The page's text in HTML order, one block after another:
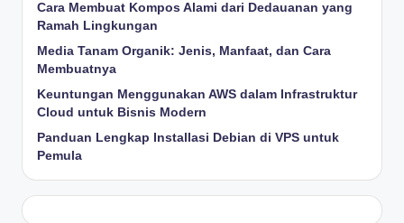
Cara Membuat Kompos Alami dari Dedauanan yang
Ramah Lingkungan
Media Tanam Organik: Jenis, Manfaat, dan Cara
Membuatnya
Keuntungan Menggunakan AWS dalam Infrastruktur
Cloud untuk Bisnis Modern
Panduan Lengkap Installasi Debian di VPS untuk
Pemula